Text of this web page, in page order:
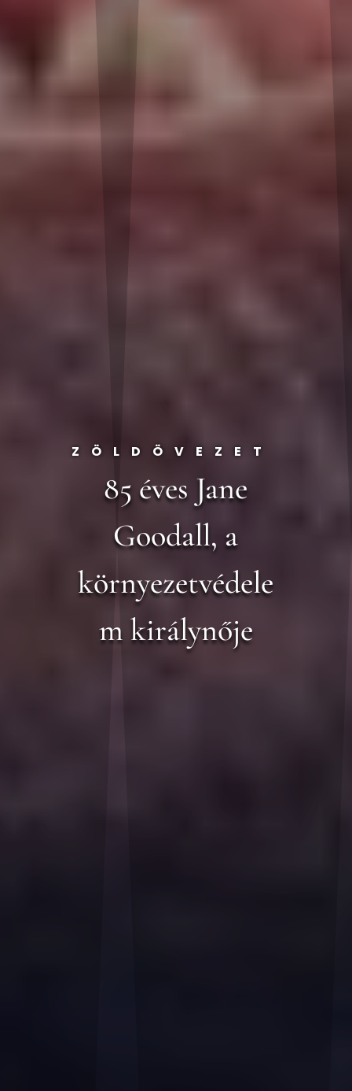
ZÖLDÖVEZET
85 éves Jane
Goodall, a
környezetvédele
m királynője